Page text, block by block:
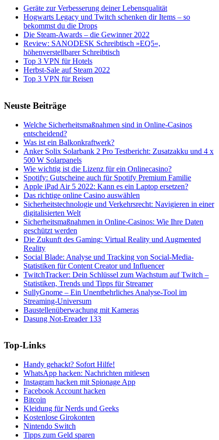
Geräte zur Verbesserung deiner Lebensqualität
Hogwarts Legacy und Twitch schenken dir Items – so
bekommst du die Drops
Die Steam-Awards – die Gewinner 2022
Review: SANODESK Schreibtisch »EQ5«,
höhenverstellbarer Schreibtisch
Top 3 VPN für Hotels
Herbst-Sale auf Steam 2022
Top 3 VPN für Reisen
Neuste Beiträge
Welche Sicherheitsmaßnahmen sind in Online-Casinos
entscheidend?
Was ist ein Balkonkraftwerk?
Anker Solix Solarbank 2 Pro Testbericht: Zusatzakku und 4 x
500 W Solarpanels
Wie wichtig ist die Lizenz für ein Onlinecasino?
Spotify: Gutscheine auch für Spotify Premium Familie
Apple iPad Air 5 2022: Kann es ein Laptop ersetzen?
Das richtige online Casino auswählen
Sicherheitstechnologie und Verkehrsrecht: Navigieren in einer
digitalisierten Welt
Sicherheitsmaßnahmen in Online-Casinos: Wie Ihre Daten
geschützt werden
Die Zukunft des Gaming: Virtual Reality und Augmented
Reality
Social Blade: Analyse und Tracking von Social-Media-
Statistiken für Content Creator und Influencer
TwitchTracker: Dein Schlüssel zum Wachstum auf Twitch –
Statistiken, Trends und Tipps für Streamer
SullyGnome – Ein Unentbehrliches Analyse-Tool im
Streaming-Universum
Baustellenüberwachung mit Kameras
Dasung Not-Ereader 133
Top-Links
Handy gehackt? Sofort Hilfe!
WhatsApp hacken: Nachrichten mitlesen
Instagram hacken mit Spionage App
Facebook Account hacken
Bitcoin
Kleidung für Nerds und Geeks
Kostenlose Girokonten
Nintendo Switch
Tipps zum Geld sparen